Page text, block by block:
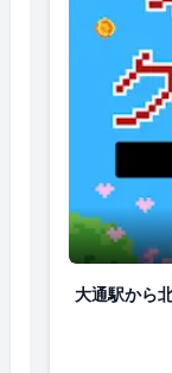
大通駅か
大通駅から